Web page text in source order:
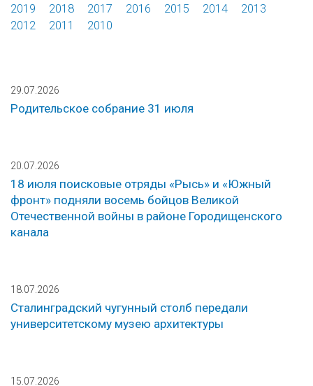
2019
2018 2017 2016 2015 2014
2013
2012
2011 2010
29.07.2026
Родительское собрание 31 июля
20.07.2026
18 июля поисковые отряды «Рысь» и «Южный
фронт» подняли восемь бойцов Великой
Отечественной войны в районе Городищенского
канала
18.07.2026
Сталинградский чугунный столб передали
университетскому музею архитектуры
15.07.2026